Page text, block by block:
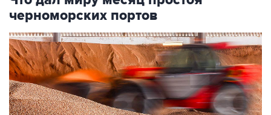
черноморских портов